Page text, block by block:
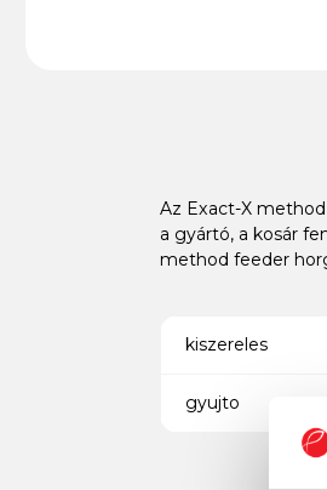
Az Exact-X
a gyártó, a kosár
method feeder
kiszereles
gyujto